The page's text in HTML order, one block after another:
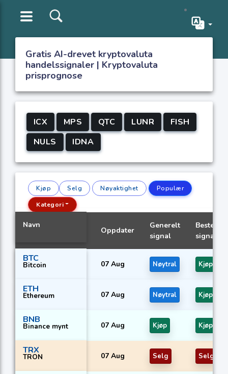
Gratis AI-drevet kryptovaluta
handelssignaler | Kryptovaluta
prisprognose
ICX MPS QTC LUNR
FISH
NULS
IDNA
Kjøp Selg Nøyaktighet
Populær
Kategori
Navn
Oppdater
Generelt
signal
Beste
signal
BTC
Bitcoin 07 Aug Nøytral Kjøp
ETH
Ethereum 07 Aug Nøytral Kjøp
BNB
Binance mynt 07 Aug Kjøp Kjøp
TRX
TRON 07 Aug Selg Selg